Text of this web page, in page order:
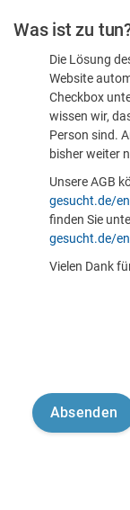
sind
Was ist zu
Die Lösung
Website
Checkbox
wissen wir,
Person sind.
bisher weiter
Unsere AGB
gesucht.de/
finden Sie
gesucht.de/
Vielen Dank